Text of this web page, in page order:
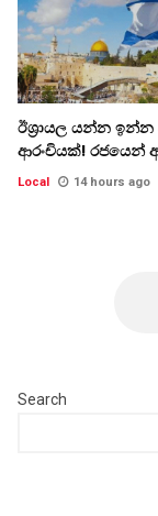
ඊශ්‍රායල යන්න ඉන්න
ආරංචියක්! ‍රජයෙන්
Local 14 hours ago
Search